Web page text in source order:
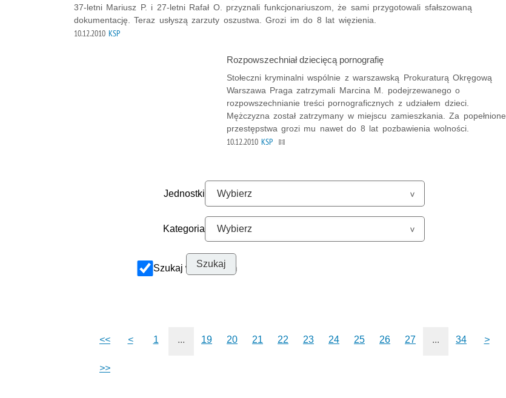
37-letni Mariusz P. i 27-letni Rafał O. przyznali funkcjonariuszom, że sami przygotowali sfałszowaną
dokumentację. Teraz usłyszą zarzuty oszustwa. Grozi im do 8 lat więzienia.
10.12.2010 KSP
Rozpowszechniał dziecięcą pornografię
Stołeczni kryminalni wspólnie z warszawską Prokuraturą Okręgową
Warszawa Praga zatrzymali Marcina M. podejrzewanego o
rozpowszechnianie treści pornograficznych z udziałem dzieci.
Mężczyzna został zatrzymany w miejscu zamieszkania. Za popełnione
przestępstwa grozi mu nawet do 8 lat pozbawienia wolności.
10.12.2010 KSP
Jednostki
Kategoria
Szukaj w archiwum
<< < 1 ... 19 20 21 22 23 24 25 26 27 ... 34 >
>>